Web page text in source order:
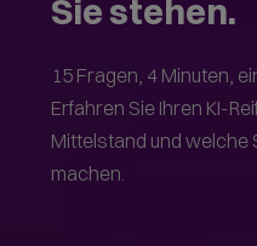
Sie stehen.
15 Fragen, 4 Minuten,
Erfahren Sie Ihren KI-
Mittelstand und welche
machen.